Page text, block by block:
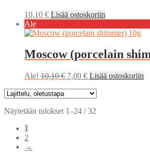
10,10 € Lisää ostoskoriin
Ale
Moscow (porcelain
Ale! 10,10€ Alkuperäinen
7,00 €Nykyinen
on:
Lisää ostoskoriin
Näytetään tulokset 1–24 / 32
1
2
→